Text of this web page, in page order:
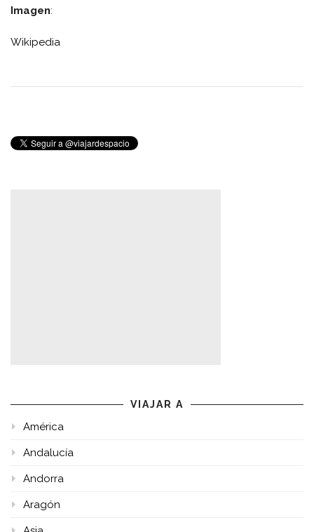
Imagen:
Wikipedia
VIAJAR A
América
Andalucía
Andorra
Aragón